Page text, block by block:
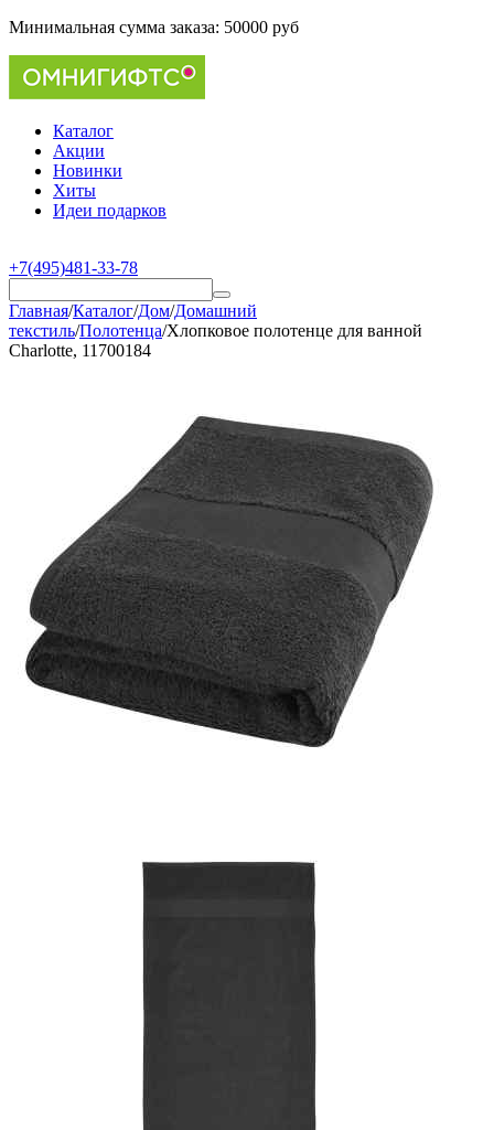
Минимальная сумма заказа: 50000 руб
Каталог
Акции
Новинки
Хиты
Идеи подарков
+7(495)481-33-78
Главная/Каталог/Дом/Домашний
текстиль/Полотенца/Хлопковое полотенце для ванной
Charlotte, 11700184